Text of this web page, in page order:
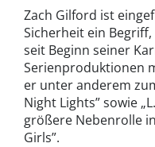
Zach Gilford ist
Sicherheit ein
seit Beginn seiner
Serienproduktionen
er unter anderem
Night Lights” sowie
größere Nebenrolle
Girls”.